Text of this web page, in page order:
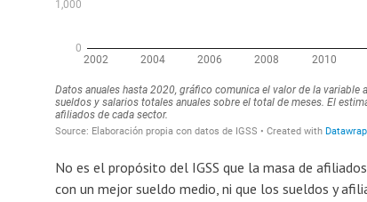
No es el propósito del IGSS que la masa de
con un mejor sueldo medio, ni que los sueldos y